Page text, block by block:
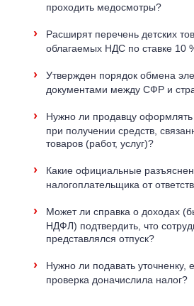
проходить медосмотры?
›
Расширят перечень детских
облагаемых НДС по ставке 10
›
Утвержден порядок обмена
документами между СФР и
›
Нужно ли продавцу оформлять
при получении средств,
товаров (работ, услуг)?
›
Какие официальные
налогоплательщика от
›
Может ли справка о доходах
НДФЛ) подтвердить, что
представлялся отпуск?
›
Нужно ли подавать уточненку,
проверка доначислила налог?